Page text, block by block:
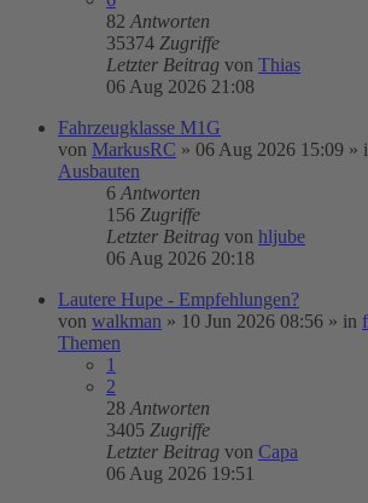
82 Antworten
35374 Zugriffe
Letzter Beitrag von Thias
06 Aug 2026 21:08
Fahrzeugklasse M1G
von MarkusRC » 06 Aug 2026 15:09 »
Ausbauten
6 Antworten
156 Zugriffe
Letzter Beitrag von hljube
06 Aug 2026 20:18
Lautere Hupe - Empfehlungen?
von walkman » 10 Jun 2026 08:56 » in
Themen
1
2
28 Antworten
3405 Zugriffe
Letzter Beitrag von Capa
06 Aug 2026 19:51